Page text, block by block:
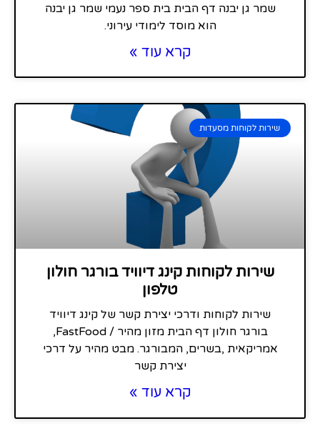
שמר גן יבנה דף הבית בית ספר נעמי שמר גן יבנה
הוא מוסד לימודי עירוני.
קרא עוד »
שירות לקוחות מסעדות
שירות לקוחות קינג דיוויד בורגר חולון
טלפון
שירות לקוחות ודרכי יצירת קשר של קינג דיוויד
בורגר חולון דף הבית מזון מהיר / FastFood,
אמריקאית ,בשרים, המבורגר. מבט מהיר על דרכי
יצירת קשר
קרא עוד »